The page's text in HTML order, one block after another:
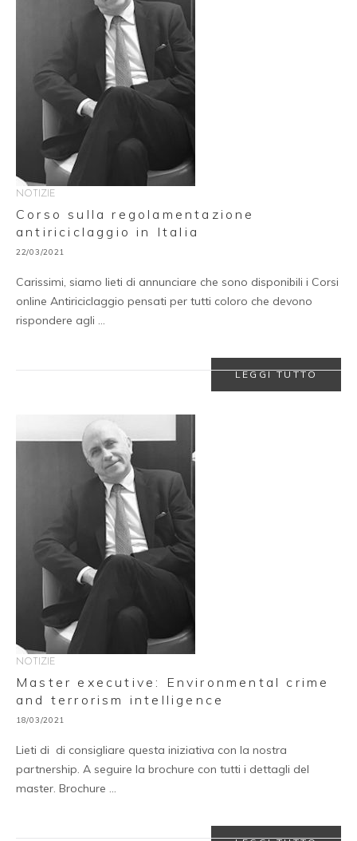
NOTIZIE
Corso sulla regolamentazione
antiriciclaggio in Italia
22/03/2021
Carissimi, siamo lieti di annunciare che sono disponibili i Corsi
online Antiriciclaggio pensati per tutti coloro che devono
rispondere agli …
LEGGI TUTTO
NOTIZIE
Master executive: Environmental crime
and terrorism intelligence
18/03/2021
Lieti di di consigliare questa iniziativa con la nostra
partnership. A seguire la brochure con tutti i dettagli del
master. Brochure …